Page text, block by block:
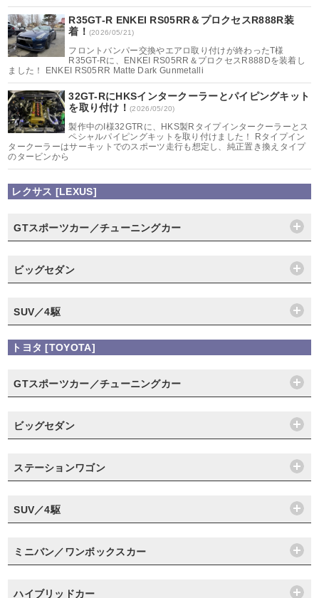
R35GT-R ENKEI RS05RR＆プロクセスR888R装
着！ (2026/05/21)
フロントバンパー交換やエアロ取り付けが終わったT様
R35GT-Rに、ENKEI RS05RR＆プロクセスR888Dを装着し
ました！ ENKEI RS05RR Matte Dark Gunmetalli
32GT-RにHKSインタークーラーとパイピングキット
を取り付け！(2026/05/20)
製作中のI様32GTRに、HKS製Rタイプインタークーラーとス
ペシャルパイピングキットを取り付けました！ Rタイプイン
タークーラーはサーキットでのスポーツ走行も想定し、純正置き換えタイプ
のタービンから
レクサス [LEXUS]
GTスポーツカー／チューニングカー
ビッグセダン
SUV／4駆
トヨタ [TOYOTA]
GTスポーツカー／チューニングカー
ビッグセダン
ステーションワゴン
SUV／4駆
ミニバン／ワンボックスカー
ハイブリッドカー